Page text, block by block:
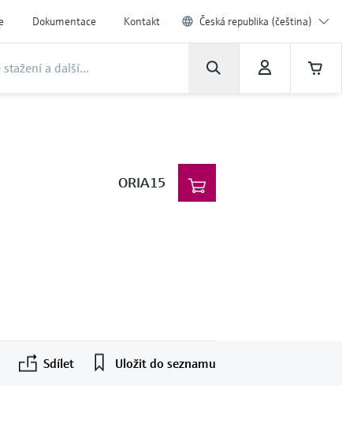
Dokumentace Kontakt Česká republika (čeština)
ORIA15
Sdílet Uložit do seznamu